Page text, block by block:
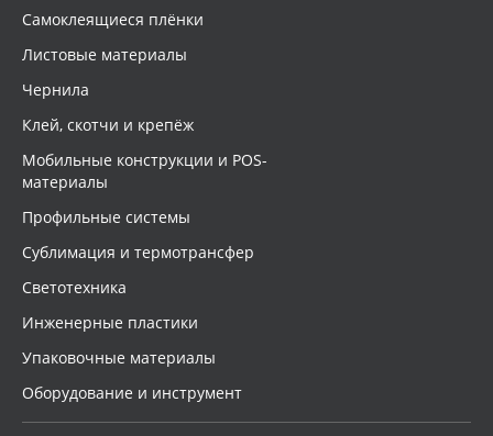
Самоклеящиеся плёнки
Листовые материалы
Чернила
Клей, скотчи и крепёж
Мобильные конструкции и POS-
материалы
Профильные системы
Сублимация и термотрансфер
Светотехника
Инженерные пластики
Упаковочные материалы
Оборудование и инструмент